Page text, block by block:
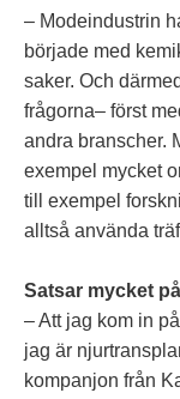
– Modeindustrin
började med
saker. Och
frågorna– först
andra branscher.
exempel mycket
till exempel
alltså använda
Satsar mycket
– Att jag kom in
jag är
kompanjon från